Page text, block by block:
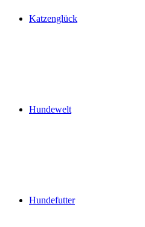
Katzenglück
Hundewelt
Hundefutter